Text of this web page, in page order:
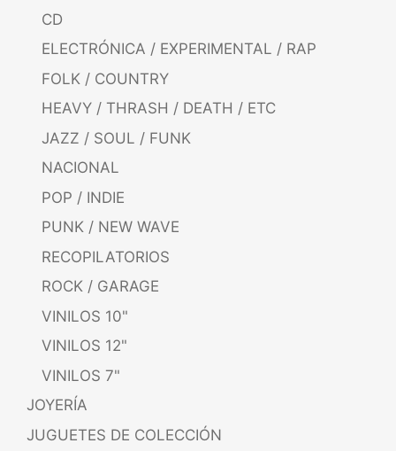
CD
ELECTRÓNICA / EXPERIMENTAL / RAP
FOLK / COUNTRY
HEAVY / THRASH / DEATH / ETC
JAZZ / SOUL / FUNK
NACIONAL
POP / INDIE
PUNK / NEW WAVE
RECOPILATORIOS
ROCK / GARAGE
VINILOS 10"
VINILOS 12"
VINILOS 7"
JOYERÍA
JUGUETES DE COLECCIÓN